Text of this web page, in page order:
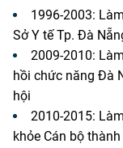
1996-2003:
Sở Y tế Tp. Đà
2009-2010:
hồi chức năng Đà
hội
2010-2015:
khỏe Cán bộ